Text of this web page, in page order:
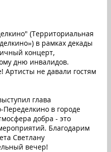
(Территориальная
в рамках декады
концерт,
дню инвалидов.
Артисты не давали гостям
глава
Переделкино в городе
добра - это
Благодарим
Светлану
вечер!